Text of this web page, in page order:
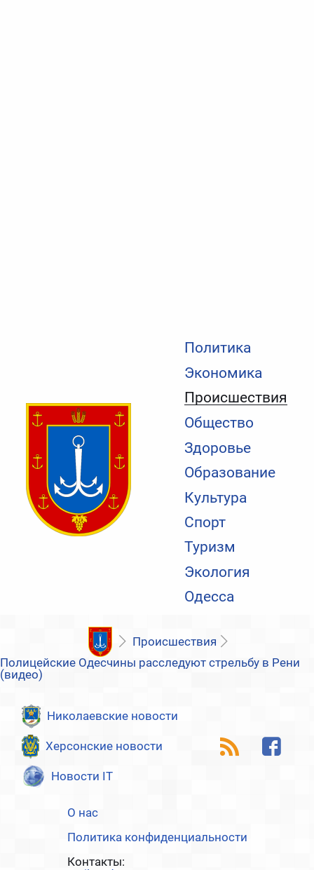
Политика
Экономика
Происшествия
Общество
Здоровье
Образование
Культура
Спорт
Туризм
Экология
Одесса
Происшествия
Полицейские Одесчины расследуют стрельбу в Рени
(видео)
Николаевские новости
Херсонские новости
Новости IT
О нас
Политика конфиденциальности
Контакты: